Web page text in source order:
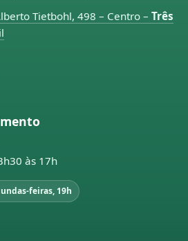
Tietbohl, 498 – Centro – Três
às 17h
feiras, 19h